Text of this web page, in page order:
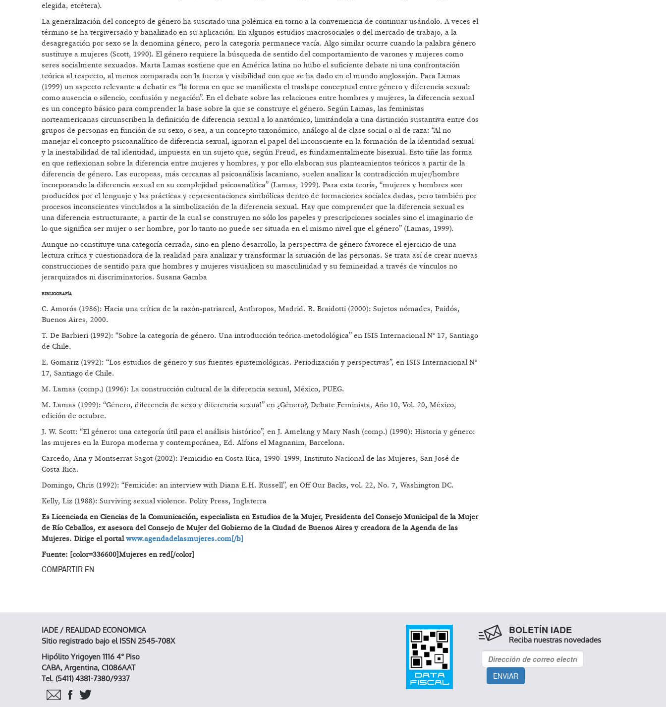
elegida, etcétera).
La generalización del concepto de género ha suscitado una polémica en torno a la conveniencia de continuar usándolo. A veces el
término se ha tergiversado y banalizado en su aplicación. En algunos estudios macrosociales o del mercado de trabajo, a la
desagregación por sexo se la denomina género, pero la categoría permanece vacía. Algo similar ocurre cuando la palabra género
sustituye a mujeres (Scott, 1990). El género requiere la búsqueda de sentido del comportamiento de varones y mujeres como
seres socialmente sexuados. Marta Lamas sostiene que en América latina no hubo el suficiente debate ni una confrontación
teórica al respecto, al menos comparada con la fuerza y visibilidad con que se ha dado en el mundo anglosajón. Para Lamas
(1999) un aspecto relevante a debatir es “la forma en que se manifiesta el traslape conceptual entre género y diferencia sexual:
como ausencia o silencio, confusión y negación”. En el debate sobre las relaciones entre hombres y mujeres, la diferencia sexual
es un concepto básico para comprender la base sobre la que se construye el género. Según Lamas, las feministas
norteamericanas circunscriben la definición de diferencia sexual a lo anatómico, limitándola a una distinción sustantiva entre dos
grupos de personas en función de su sexo, o sea, a un concepto taxonómico, análogo al de clase social o al de raza: “Al no
manejar el concepto psicoanalítico de diferencia sexual, ignoran el papel del inconsciente en la formación de la identidad sexual
y la inestabilidad de tal identidad, impuesta en un sujeto que, según Freud, es fundamentalmente bisexual. Esto tiñe las forma
en que reflexionan sobre la diferencia entre mujeres y hombres, y por ello elaboran sus planteamientos teóricos a partir de la
diferencia de género. Las europeas, más cercanas al psicoanálisis lacaniano, suelen analizar la contradicción mujer/hombre
incorporando la diferencia sexual en su complejidad psicoanalítica” (Lamas, 1999). Para esta teoría, “mujeres y hombres son
producidos por el lenguaje y las prácticas y representaciones simbólicas dentro de formaciones sociales dadas, pero también por
procesos inconscientes vinculados a la simbolización de la diferencia sexual. Hay que comprender que la diferencia sexual es
una diferencia estructurante, a partir de la cual se construyen no sólo los papeles y prescripciones sociales sino el imaginario de
lo que significa ser mujer o ser hombre, por lo tanto no puede ser situada en el mismo nivel que el género” (Lamas, 1999).
Aunque no constituye una categoría cerrada, sino en pleno desarrollo, la perspectiva de género favorece el ejercicio de una
lectura crítica y cuestionadora de la realidad para analizar y transformar la situación de las personas. Se trata así de crear nuevas
construcciones de sentido para que hombres y mujeres visualicen su masculinidad y su femineidad a través de vínculos no
jerarquizados ni discriminatorios. Susana Gamba
BIBLIOGRAFÍA
C. Amorós (1986): Hacia una crítica de la razón-patriarcal, Anthropos, Madrid. R. Braidotti (2000): Sujetos nómades, Paidós,
Buenos Aires, 2000.
T. De Barbieri (1992): “Sobre la categoría de género. Una introducción teórica-metodológica” en ISIS Internacional N° 17, Santiago
de Chile.
E. Gomariz (1992): “Los estudios de género y sus fuentes epistemológicas. Periodización y perspectivas”, en ISIS Internacional N°
17, Santiago de Chile.
M. Lamas (comp.) (1996): La construcción cultural de la diferencia sexual, México, PUEG.
M. Lamas (1999): “Género, diferencia de sexo y diferencia sexual” en ¿Género?, Debate Feminista, Año 10, Vol. 20, México,
edición de octubre.
J. W. Scott: “El género: una categoría útil para el análisis histórico”, en J. Amelang y Mary Nash (comp.) (1990): Historia y género:
las mujeres en la Europa moderna y contemporánea, Ed. Alfons el Magnanim, Barcelona.
Carcedo, Ana y Montserrat Sagot (2002): Femicidio en Costa Rica, 1990–1999, Instituto Nacional de las Mujeres, San José de
Costa Rica.
Domingo, Chris (1992): “Femicide: an interview with Diana E.H. Russell”, en Off Our Backs, vol. 22, No. 7, Washington DC.
Kelly, Liz (1988): Surviving sexual violence. Polity Press, Inglaterra
Es Licenciada en Ciencias de la Comunicación, especialista en Estudios de la Mujer, Presidenta del Consejo Municipal de la Mujer
de Río Ceballos, ex asesora del Consejo de Mujer del Gobierno de la Ciudad de Buenos Aires y creadora de la Agenda de las
Mujeres. Dirige el portalwww.agendadelasmujeres.com[/b]
Fuente: [color=336600]Mujeres en red[/color]
COMPARTIR EN
IADE / REALIDAD ECONOMICA
Sitio registrado bajo el ISSN 2545-708X
Hipólito Yrigoyen 1116 4° Piso
CABA, Argentina, C1086AAT
Tel. (5411) 4381-7380/9337
BOLETÍN IADE
Reciba nuestras novedades
ENVIAR